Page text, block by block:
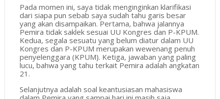
Pada momen ini, saya tidak menginginkan klarifikasi
dari siapa pun sebab saya sudah tahu garis besar
yang akan disampaikan. Pertama, bahwa jalannya
Pemira tidak saklek sesuai UU Kongres dan P-KPUM.
Kedua, segala sesuatu yang belum diatur dalam UU
Kongres dan P-KPUM merupakan wewenang penuh
penyelenggara (KPUM). Ketiga, jawaban yang paling
lucu, bahwa yang tahu terkait Pemira adalah angkatan
21.
Selanjutnya adalah soal keantusiasan mahasiswa